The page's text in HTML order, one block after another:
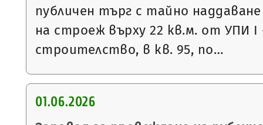
публичен търг с тайно
на строеж върху 22 кв.м. от УПИ
строителство, в кв. 95, по…
01.06.2026